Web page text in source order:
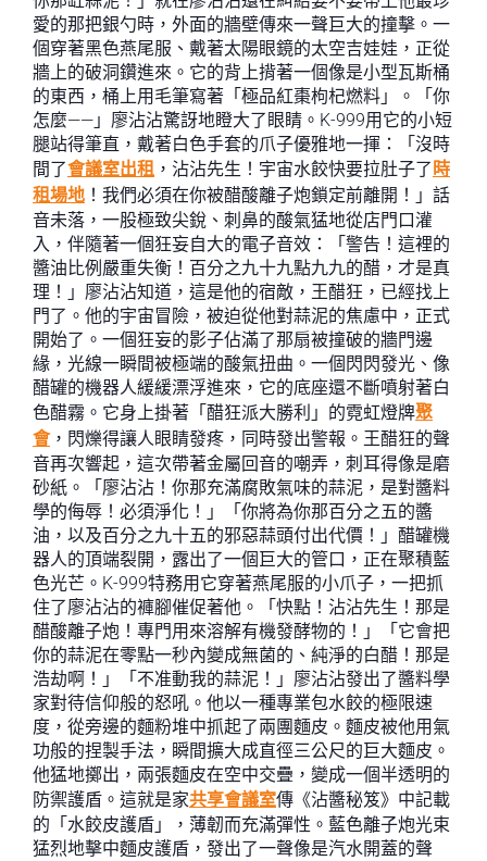
愛的那把銀勺時，外面的牆壁傳來一聲巨大的撞擊。一
個穿著黑色燕尾服、戴著太陽眼鏡的太空吉娃娃，正從
牆上的破洞鑽進來。它的背上揹著一個像是小型瓦斯桶
的東西，桶上用毛筆寫著「極品紅棗枸杞燃料」。「你
怎麼——」廖沾沾驚訝地瞪大了眼睛。K-999用它的小短
腿站得筆直，戴著白色手套的爪子優雅地一揮：「沒時
間了會議室出租 ，沾沾先生！宇宙水餃快要拉肚子了 時
租場地 ！我們必須在你被醋酸離子炮鎖定前離開！」話
音未落，一股極致尖銳、刺鼻的酸氣猛地從店門口灌
入，伴隨著一個狂妄自大的電子音效：「警告！這裡的
醬油比例嚴重失衡！百分之九十九點九九的醋，才是真
理！」廖沾沾知道，這是他的宿敵，王醋狂，已經找上
門了。他的宇宙冒險，被迫從他對蒜泥的焦慮中，正式
開始了。一個狂妄的影子佔滿了那扇被撞破的牆門邊
緣，光線一瞬間被極端的酸氣扭曲。一個閃閃發光、像
醋罐的機器人緩緩漂浮進來，它的底座還不斷噴射著白
色醋霧。它身上掛著「醋狂派大勝利」的霓虹燈牌聚
會，閃爍得讓人眼睛發疼，同時發出警報。王醋狂的聲
音再次響起，這次帶著金屬回音的嘲弄，刺耳得像是磨
砂紙。「廖沾沾！你那充滿腐敗氣味的蒜泥，是對醬料
學的侮辱！必須淨化！」「你將為你那百分之五的醬
油，以及百分之九十五的邪惡蒜頭付出代價！」醋罐機
器人的頂端裂開，露出了一個巨大的管口，正在聚積藍
色光芒。K-999特務用它穿著燕尾服的小爪子，一把抓
住了廖沾沾的褲腳催促著他。「快點！沾沾先生！那是
醋酸離子炮！專門用來溶解有機發酵物的！」「它會把
你的蒜泥在零點一秒內變成無菌的、純淨的白醋！那是
浩劫啊！」「不准動我的蒜泥！」廖沾沾發出了醬料學
家對待信仰般的怒吼。他以一種專業包水餃的極限速
度，從旁邊的麵粉堆中抓起了兩團麵皮。麵皮被他用氣
功般的捏製手法，瞬間擴大成直徑三公尺的巨大麵皮。
他猛地擲出，兩張麵皮在空中交疊，變成一個半透明的
防禦護盾。這就是家共享會議室傳《沾醬秘笈》中記載
的「水餃皮護盾」，薄韌而充滿彈性。藍色離子炮光束
猛烈地擊中麵皮護盾，發出了一聲像是汽水開蓋的聲